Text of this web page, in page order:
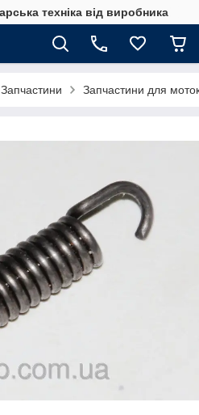
техніка від виробника
Запчастини Запчастини для